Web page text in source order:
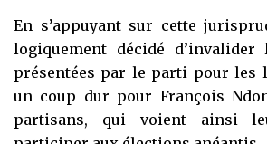
En s’appuyant sur cette
logiquement décidé d’invalider
présentées par le parti pour les
un coup dur pour François
partisans, qui voient ainsi